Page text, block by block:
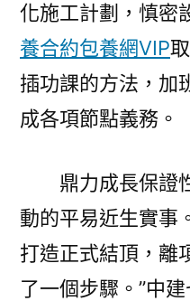
化施工計劃，慎密
養合約包養網VIP
插功課的方法，加
成各項節點義務。
鼎力成長保證
動的平易近生實事
打造正式結頂，離
了一個步驟。”中